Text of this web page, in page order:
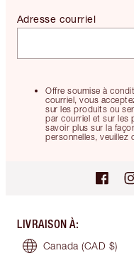
Offre soumise à
courriel, vous
sur les produits ou
par courriel et sur les
savoir plus sur la
personnelles, veuillez
Adresse courriel
LIVRAISON À:
Canada (CAD $)